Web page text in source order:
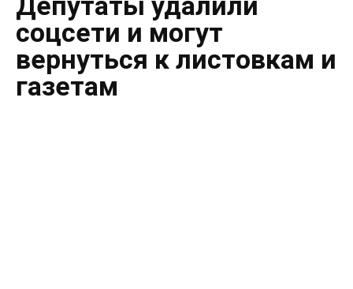
соцсети и могут
вернуться к листовкам и
газетам